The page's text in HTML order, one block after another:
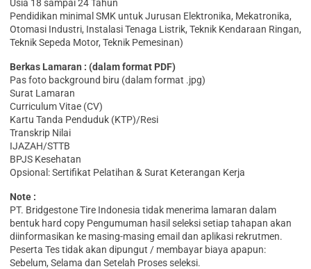
Usia 18 sampai 24 Tahun
Pendidikan minimal SMK untuk Jurusan Elektronika, Mekatronika,
Otomasi Industri, Instalasi Tenaga Listrik, Teknik Kendaraan Ringan,
Teknik Sepeda Motor, Teknik Pemesinan)
Berkas Lamaran : (dalam format PDF)
Pas foto background biru (dalam format .jpg)
Surat Lamaran
Curriculum Vitae (CV)
Kartu Tanda Penduduk (KTP)/Resi
Transkrip Nilai
IJAZAH/STTB
BPJS Kesehatan
Opsional: Sertifikat Pelatihan & Surat Keterangan Kerja
Note :
PT. Bridgestone Tire Indonesia tidak menerima lamaran dalam
bentuk hard copy Pengumuman hasil seleksi setiap tahapan akan
diinformasikan ke masing-masing email dan aplikasi rekrutmen.
Peserta Tes tidak akan dipungut / membayar biaya apapun:
Sebelum, Selama dan Setelah Proses seleksi.